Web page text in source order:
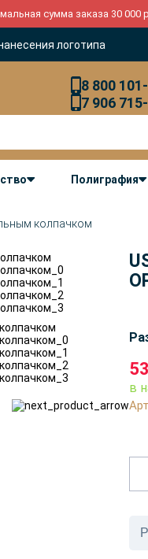
сумма заказа 30 000
логотипа
8 800
7 906
Полиграфия
колпачком
в